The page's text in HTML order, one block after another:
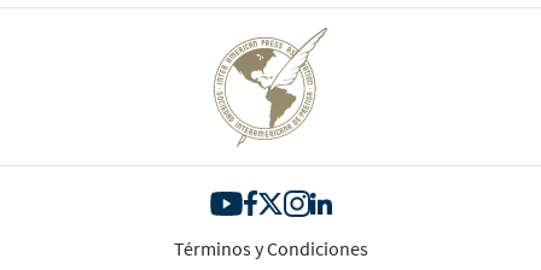
Términos y Condiciones